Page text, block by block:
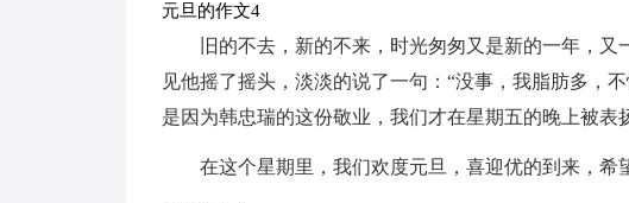
元旦的作文4
旧的不去，新的不来，时光匆匆又是新的一年，又
见他摇了摇头，淡淡的说了一句：“没事，我脂肪多，
是因为韩忠瑞的这份敬业，我们才在星期五的晚上被表
在这个星期里，我们欢度元旦，喜迎优的到来，希